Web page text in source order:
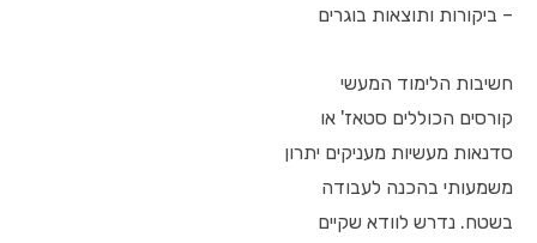
– ביקורות ותוצאות בוגרים
חשיבות הלימוד המעשי
קורסים הכוללים סטאז' או
סדנאות מעשיות מעניקים יתרון
משמעותי בהכנה לעבודה
בשטח. נדרש לוודא שקיים